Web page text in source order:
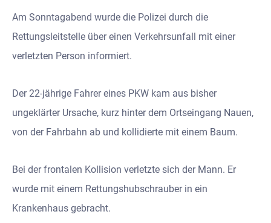
Am Sonntagabend wurde die Polizei durch die
Rettungsleitstelle über einen Verkehrsunfall mit einer
verletzten Person informiert.
Der 22-jährige Fahrer eines PKW kam aus bisher
ungeklärter Ursache, kurz hinter dem Ortseingang Nauen,
von der Fahrbahn ab und kollidierte mit einem Baum.
Bei der frontalen Kollision verletzte sich der Mann. Er
wurde mit einem Rettungshubschrauber in ein
Krankenhaus gebracht.